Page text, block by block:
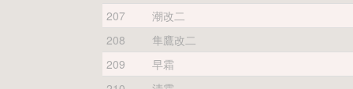
207
潮改二
208
隼鷹改二
209
早霜